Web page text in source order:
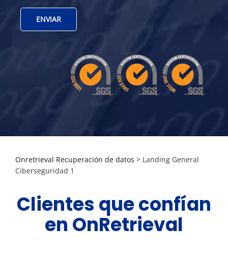
Onretrieval Recuperación de datos > Landing General
Ciberseguridad 1
Clientes que confían
en OnRetrieval